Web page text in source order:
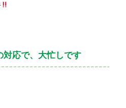
対応で、大忙しです